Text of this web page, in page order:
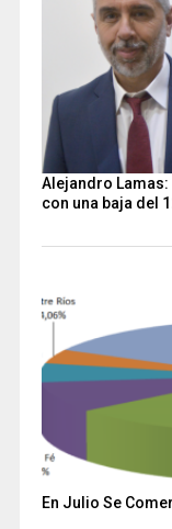
Alejandro
con una baja del
En Julio Se